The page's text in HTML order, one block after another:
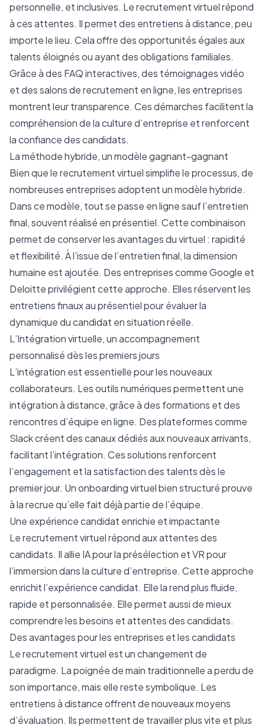
personnelle, et inclusives. Le recrutement virtuel répond
à ces attentes. Il permet des entretiens à distance, peu
importe le lieu. Cela offre des opportunités égales aux
talents éloignés ou ayant des obligations familiales.
Grâce à des FAQ interactives, des témoignages vidéo
et des salons de recrutement en ligne, les entreprises
montrent leur transparence. Ces démarches facilitent la
compréhension de la culture d’entreprise et renforcent
la confiance des candidats.
La méthode hybride, un modèle gagnant-gagnant
Bien que le recrutement virtuel simplifie le processus, de
nombreuses entreprises adoptent un modèle hybride.
Dans ce modèle, tout se passe en ligne sauf l’entretien
final, souvent réalisé en présentiel. Cette combinaison
permet de conserver les avantages du virtuel : rapidité
et flexibilité. À l’issue de l’entretien final, la dimension
humaine est ajoutée. Des entreprises comme Google et
Deloitte privilégient cette approche. Elles réservent les
entretiens finaux au présentiel pour évaluer la
dynamique du candidat en situation réelle.
L’Intégration virtuelle, un accompagnement
personnalisé dès les premiers jours
L’intégration est essentielle pour les nouveaux
collaborateurs. Les outils numériques permettent une
intégration à distance, grâce à des formations et des
rencontres d’équipe en ligne. Des plateformes comme
Slack créent des canaux dédiés aux nouveaux arrivants,
facilitant l’intégration. Ces solutions renforcent
l’engagement et la satisfaction des talents dès le
premier jour. Un onboarding virtuel bien structuré prouve
à la recrue qu’elle fait déjà partie de l’équipe.
Une expérience candidat enrichie et impactante
Le recrutement virtuel répond aux attentes des
candidats. Il allie IA pour la présélection et VR pour
l’immersion dans la culture d’entreprise. Cette approche
enrichit l’expérience candidat. Elle la rend plus fluide,
rapide et personnalisée. Elle permet aussi de mieux
comprendre les besoins et attentes des candidats.
Des avantages pour les entreprises et les candidats
Le recrutement virtuel est un changement de
paradigme. La poignée de main traditionnelle a perdu de
son importance, mais elle reste symbolique. Les
entretiens à distance offrent de nouveaux moyens
d’évaluation. Ils permettent de travailler plus vite et plus